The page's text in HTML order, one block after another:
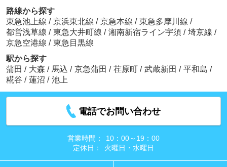
路線から探す
東急池上線 / 京浜東北線 / 京急本線 / 東急多摩川線 /
都営浅草線 / 東急大井町線 / 湘南新宿ライン宇須 / 埼京線 /
京急空港線 / 東急目黒線
駅から探す
蒲田 / 大森 / 馬込 / 京急蒲田 / 荏原町 / 武蔵新田 / 平和島 /
糀谷 / 蓮沼 / 池上
電話でお問い合わせ
営業時間：
10：00～19：00
定休日：
火曜日・水曜日